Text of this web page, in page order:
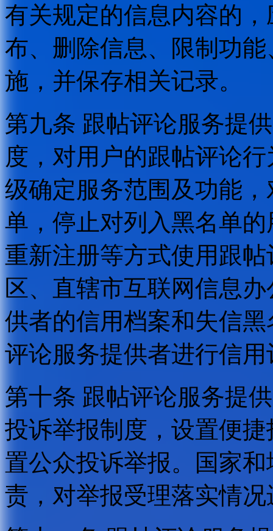
有关规定的信息内容的
布、删除信息、限制功
施，并保存相关记录。
第九条 跟帖评论服务提
度，对用户的跟帖评论
级确定服务范围及功能
单，停止对列入黑名单
重新注册等方式使用跟
区、直辖市互联网信息
供者的信用档案和失信
评论服务提供者进行信用
第十条 跟帖评论服务提
投诉举报制度，设置便
置公众投诉举报。国家
责，对举报受理落实情